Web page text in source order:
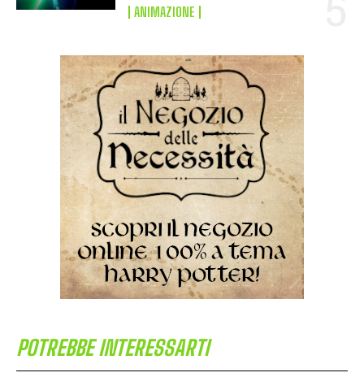
ANIMAZIONE
POTREBBE INTERESSARTI